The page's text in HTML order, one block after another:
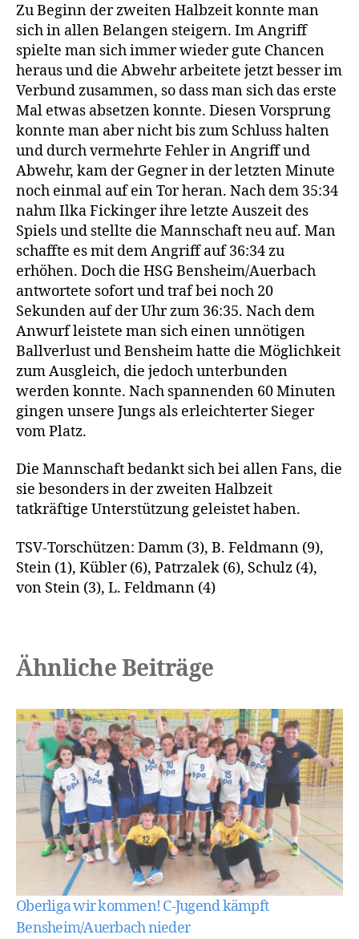
Zu Beginn der zweiten Halbzeit konnte man
sich in allen Belangen steigern. Im Angriff
spielte man sich immer wieder gute Chancen
heraus und die Abwehr arbeitete jetzt besser im
Verbund zusammen, so dass man sich das erste
Mal etwas absetzen konnte. Diesen Vorsprung
konnte man aber nicht bis zum Schluss halten
und durch vermehrte Fehler in Angriff und
Abwehr, kam der Gegner in der letzten Minute
noch einmal auf ein Tor heran. Nach dem 35:34
nahm Ilka Fickinger ihre letzte Auszeit des
Spiels und stellte die Mannschaft neu auf. Man
schaffte es mit dem Angriff auf 36:34 zu
erhöhen. Doch die HSG Bensheim/Auerbach
antwortete sofort und traf bei noch 20
Sekunden auf der Uhr zum 36:35. Nach dem
Anwurf leistete man sich einen unnötigen
Ballverlust und Bensheim hatte die Möglichkeit
zum Ausgleich, die jedoch unterbunden
werden konnte. Nach spannenden 60 Minuten
gingen unsere Jungs als erleichterter Sieger
vom Platz.
Die Mannschaft bedankt sich bei allen Fans, die
sie besonders in der zweiten Halbzeit
tatkräftige Unterstützung geleistet haben.
TSV-Torschützen: Damm (3), B. Feldmann (9),
Stein (1), Kübler (6), Patrzalek (6), Schulz (4),
von Stein (3), L. Feldmann (4)
Ähnliche Beiträge
Oberliga wir kommen! C-Jugend kämpft
Bensheim/Auerbach nieder